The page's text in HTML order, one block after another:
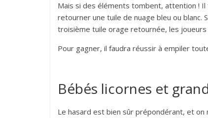
Mais si des éléments tombent, attention !
retourner une tuile de nuage bleu ou blanc.
troisième tuile orage retournée, les
Pour gagner, il faudra réussir à empiler
Bébés licornes et
Le hasard est bien sûr prépondérant, et